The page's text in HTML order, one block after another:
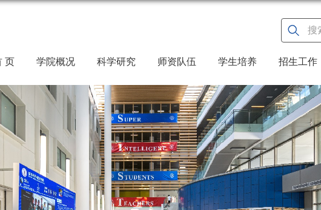
页 学院概况 科学研究 师资队伍 学生培养 招生工作